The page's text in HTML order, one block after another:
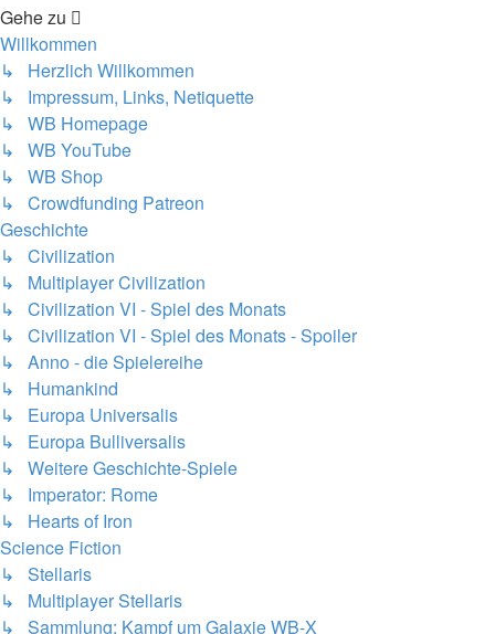
Gehe zu
Willkommen
↳ Herzlich Willkommen
↳ Impressum, Links, Netiquette
↳ WB Homepage
↳ WB YouTube
↳ WB Shop
↳ Crowdfunding Patreon
Geschichte
↳ Civilization
↳ Multiplayer Civilization
↳ Civilization VI - Spiel des Monats
↳ Civilization VI - Spiel des Monats - Spoiler
↳ Anno - die Spielereihe
↳ Humankind
↳ Europa Universalis
↳ Europa Bulliversalis
↳ Weitere Geschichte-Spiele
↳ Imperator: Rome
↳ Hearts of Iron
Science Fiction
↳ Stellaris
↳ Multiplayer Stellaris
↳ Sammlung: Kampf um Galaxie WB-X